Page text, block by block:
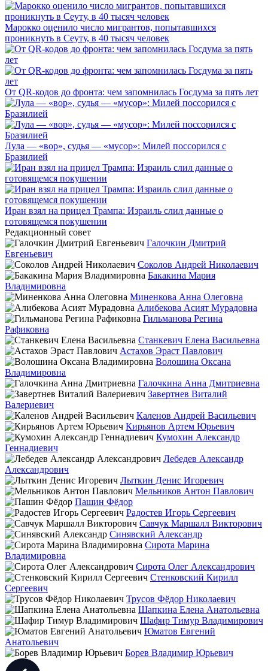
Марокко оценило число мигрантов, попытавшихся
проникнуть в Сеуту, в 40 тысяч человек
От QR-кодов до фронта: чем запомнилась Госдума за пять лет
Лула — «вор», судья — «мусор»: Милей поссорился с
Бразилией
Иран взял на прицел Трампа: Израиль слил данные о
готовящемся покушении
Редакционный совет
Галочкин Дмитрий
Евгеньевич
Соколов Андрей Николаевич
Бакакина Мария
Владимировна
Миненкова Анна Олеговна
Алибекова Асият Мурадовна
Гильманова Регина
Рафиковна
Станкевич Елена Васильевна
Астахов Эраст Павлович
Волошина Оксана
Владимировна
Галочкина Анна Дмитриевна
Завертнев Виталий
Валериевич
Каленов Андрей Васильевич
Кирьянов Артем Юрьевич
Кумохин Александр
Геннадиевич
Лебедев Александр
Александрович
Лыткин Денис Игоревич
Мельников Антон Павлович
Пашин Фёдор
Радостев Игорь Сергеевич
Савчук Маршалл Викторович
Синявский Александр
Сирота Марина
Владимировна
Сирота Олег Александрович
Стенковский Кирилл
Сергеевич
Трусов Фёдор Николаевич
Шапкина Елена Анатольевна
Шафир Тимур Владимирович
Юматов Евгений
Анатольевич
Борев Владимир Юрьевич